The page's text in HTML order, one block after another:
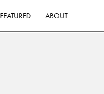
FEATURED ABOUT